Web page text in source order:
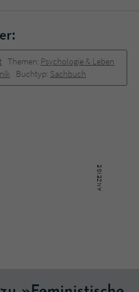
Themen: Psychologie & Leben
Buchtyp: Sachbuch